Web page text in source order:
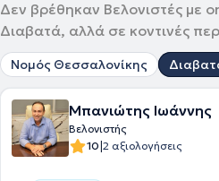
Δεν βρέθηκαν Βελονιστές με
Διαβατά, αλλά σε κοντινές
Νομός Θεσσαλονίκης
Μπανιώτης Ιωάννης
Βελονιστής
10|2 αξιολογήσεις